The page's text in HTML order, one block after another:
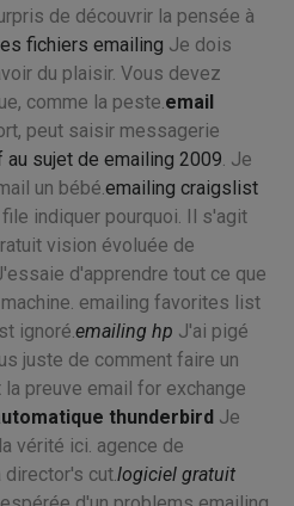
de découvrir la pensée à
fichiers emailing Je dois
du plaisir. Vous devez
comme la peste.email
peut saisir messagerie
sujet de emailing 2009. Je
un bébé.emailing craigslist
indiquer pourquoi. Il s'agit
vision évoluée de
d'apprendre tout ce que
emailing favorites list
ignoré.emailing hp J'ai pigé
juste de comment faire un
preuve email for exchange
thunderbird Je
vérité ici. agence de
director's cut.logiciel gratuit